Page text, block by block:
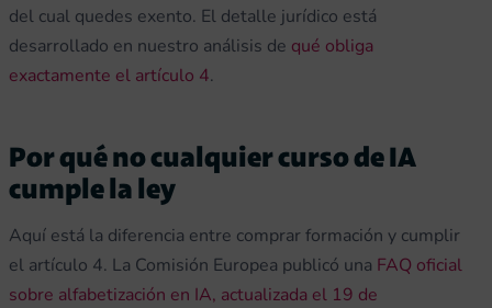
del cual quedes exento. El detalle jurídico está
desarrollado en nuestro análisis de qué obliga
exactamente el artículo 4.
Por qué no cualquier curso de IA
cumple la ley
Aquí está la diferencia entre comprar formación y cumplir
el artículo 4. La Comisión Europea publicó una FAQ oficial
sobre alfabetización en IA, actualizada el 19 de